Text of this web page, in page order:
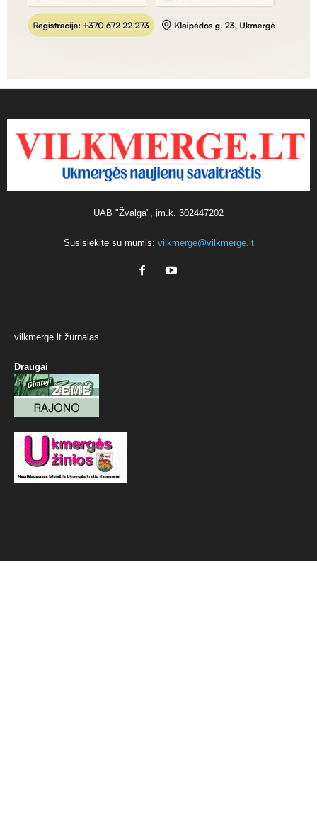
UAB "Žvalga", įm.k. 302447202
Susisiekite su mumis: vilkmerge@vilkmerge.lt
vilkmerge.lt žurnalas
Draugai